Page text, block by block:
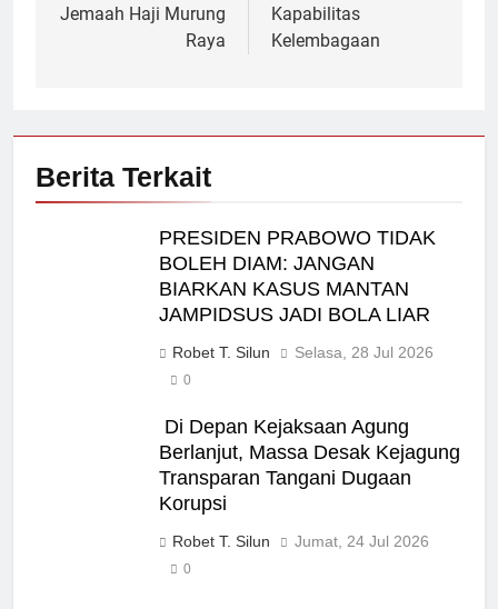
Jemaah Haji Murung
Raya
Kapabilitas
Kelembagaan
Berita Terkait
PRESIDEN PRABOWO TIDAK
BOLEH DIAM: JANGAN
BIARKAN KASUS MANTAN
JAMPIDSUS JADI BOLA LIAR
Robet T. Silun Selasa, 28 Jul 2026
0
Di Depan Kejaksaan Agung
Berlanjut, Massa Desak Kejagung
Transparan Tangani Dugaan
Korupsi
Robet T. Silun Jumat, 24 Jul 2026
0